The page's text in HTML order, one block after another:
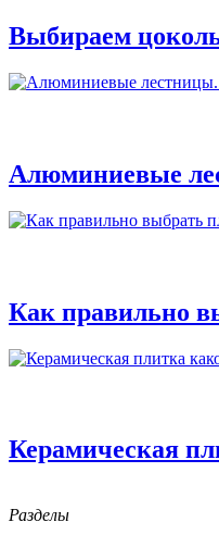
Выбираем
Алюминиевые
Как правильно
Керамическая
Разделы